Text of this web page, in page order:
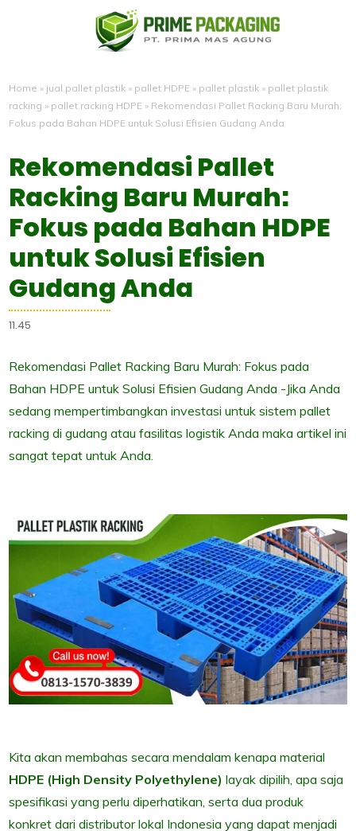
Home » jual pallet plastik » pallet HDPE » pallet plastik » pallet plastik
racking » pallet racking HDPE » Rekomendasi Pallet Racking Baru Murah:
Fokus pada Bahan HDPE untuk Solusi Efisien Gudang Anda
Rekomendasi Pallet
Racking Baru Murah:
Fokus pada Bahan HDPE
untuk Solusi Efisien
Gudang Anda
11.45
Rekomendasi Pallet Racking Baru Murah: Fokus pada
Bahan HDPE untuk Solusi Efisien Gudang Anda -Jika Anda
sedang mempertimbangkan investasi untuk sistem pallet
racking di gudang atau fasilitas logistik Anda maka artikel ini
sangat tepat untuk Anda.
Kita akan membahas secara mendalam kenapa material
HDPE (High Density Polyethylene) layak dipilih, apa saja
spesifikasi yang perlu diperhatikan, serta dua produk
konkret dari distributor lokal Indonesia yang dapat menjadi